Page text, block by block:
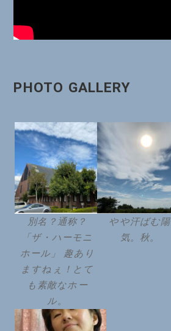
PHOTO GALLERY
別名？通称？
「ザ・ハーモニ
ホール」 趣あり
ますねぇ！とて
も素敵なホー
ル。
やや汗ばむ陽
気。秋。